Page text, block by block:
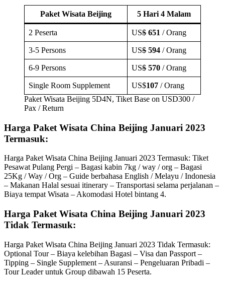
Paket Wisata Beijing 5 Hari 4 Malam
2 Peserta US$ 651 / Orang
3-5 Persons US$ 594 / Orang
6-9 Persons US$ 570 / Orang
Single Room Supplement US$107 / Orang
Paket Wisata Beijing 5D4N, Tiket Base on USD300 /
Pax / Return
Harga Paket Wisata China Beijing Januari 2023
Termasuk:
Harga Paket Wisata China Beijing Januari 2023 Termasuk: Tiket
Pesawat Pulang Pergi – Bagasi kabin 7kg / way / org – Bagasi
25Kg / Way / Org – Guide berbahasa English / Melayu / Indonesia
– Makanan Halal sesuai itinerary – Transportasi selama perjalanan –
Biaya tempat Wisata – Akomodasi Hotel bintang 4.
Harga Paket Wisata China Beijing Januari 2023
Tidak Termasuk:
Harga Paket Wisata China Beijing Januari 2023 Tidak Termasuk:
Optional Tour – Biaya kelebihan Bagasi – Visa dan Passport –
Tipping – Single Supplement – Asuransi – Pengeluaran Pribadi –
Tour Leader untuk Group dibawah 15 Peserta.